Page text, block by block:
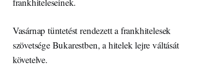
Vasárnap tüntetést rendezett a frankhitelesek
szövetsége Bukarestben, a hitelek lejre váltását
követelve.